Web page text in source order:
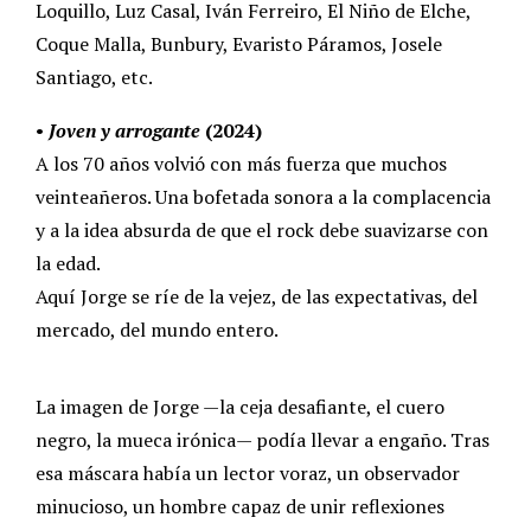
Loquillo, Luz Casal, Iván Ferreiro, El Niño de Elche,
Coque Malla, Bunbury, Evaristo Páramos, Josele
Santiago, etc.
• Joven y arrogante (2024)
A los 70 años volvió con más fuerza que muchos
veinteañeros. Una bofetada sonora a la complacencia
y a la idea absurda de que el rock debe suavizarse con
la edad.
Aquí Jorge se ríe de la vejez, de las expectativas, del
mercado, del mundo entero.
La imagen de Jorge —la ceja desafiante, el cuero
negro, la mueca irónica— podía llevar a engaño. Tras
esa máscara había un lector voraz, un observador
minucioso, un hombre capaz de unir reflexiones